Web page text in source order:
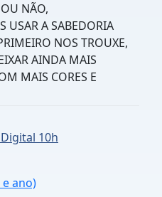
NÃO,
USAR A SABEDORIA
NOS TROUXE,
AINDA MAIS
MAIS CORES E
10h
ano)